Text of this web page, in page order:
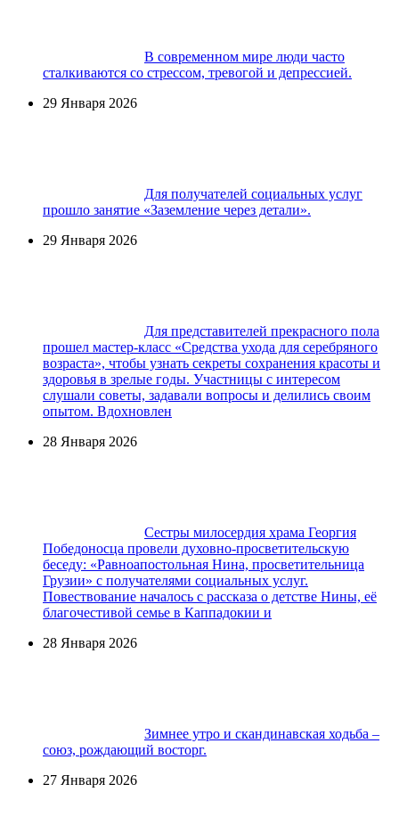
В современном мире люди часто
сталкиваются со стрессом, тревогой и депрессией.
29 Января 2026
Для получателей социальных услуг
прошло занятие «Заземление через детали».
29 Января 2026
Для представителей прекрасного пола
прошел мастер-класс «Средства ухода для серебряного
возраста», чтобы узнать секреты сохранения красоты и
здоровья в зрелые годы. Участницы с интересом
слушали советы, задавали вопросы и делились своим
опытом. Вдохновлен
28 Января 2026
Сестры милосердия храма Георгия
Победоносца провели духовно-просветительскую
беседу: «Равноапостольная Нина, просветительница
Грузии» с получателями социальных услуг.
Повествование началось с рассказа о детстве Нины, её
благочестивой семье в Каппадокии и
28 Января 2026
Зимнее утро и скандинавская ходьба –
союз, рождающий восторг.
27 Января 2026